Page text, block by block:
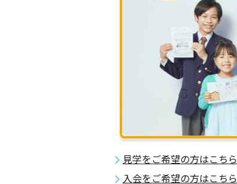
見学をご希望の方はこちら
入会をご希望の方はこちら